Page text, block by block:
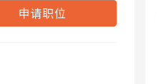
申请职位